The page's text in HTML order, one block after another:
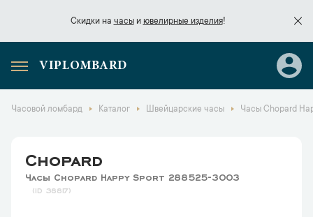
Скидки на часыи ювелирные изделия!
Скидки начасы
VIPLOMBARD
Часовой ломбард Каталог Швейцарские часы Часы Chopard
Chopard
Часы Chopard Happy Sport 288525-3003
38817